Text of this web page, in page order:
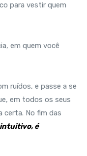
para vestir quem
em quem você
ruídos, e passe a se
em todos os seus
No fim das
é